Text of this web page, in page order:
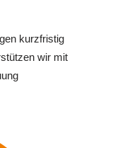
kurzfristig
wir mit